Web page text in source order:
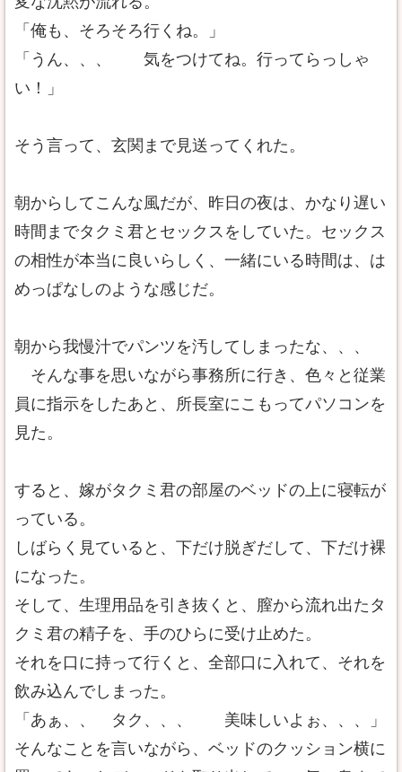
「俺も、そろそろ行くね。」
「うん、、、 気をつけてね。行ってらっしゃ
い！」
そう言って、玄関まで見送ってくれた。
朝からしてこんな風だが、昨日の夜は、かなり遅い
時間までタクミ君とセックスをしていた。セックス
の相性が本当に良いらしく、一緒にいる時間は、は
めっぱなしのような感じだ。
朝から我慢汁でパンツを汚してしまったな、、、
そんな事を思いながら事務所に行き、色々と従業
員に指示をしたあと、所長室にこもってパソコンを
見た。
すると、嫁がタクミ君の部屋のベッドの上に寝転が
っている。
しばらく見ていると、下だけ脱ぎだして、下だけ裸
になった。
そして、生理用品を引き抜くと、膣から流れ出たタ
クミ君の精子を、手のひらに受け止めた。
それを口に持って行くと、全部口に入れて、それを
飲み込んでしまった。
「あぁ、、 タク、、、 美味しいよぉ、、、」
そんなことを言いながら、ベッドのクッション横に